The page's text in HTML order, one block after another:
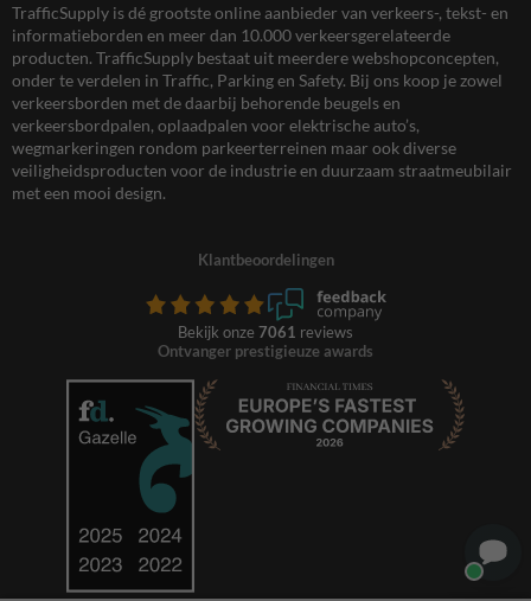
TrafficSupply is dé grootste online aanbieder van verkeers-, tekst- en
informatieborden en meer dan 10.000 verkeersgerelateerde
producten. TrafficSupply bestaat uit meerdere webshopconcepten,
onder te verdelen in Traffic, Parking en Safety. Bij ons koop je zowel
verkeersborden met de daarbij behorende beugels en
verkeersbordpalen, oplaadpalen voor elektrische auto’s,
wegmarkeringen rondom parkeerterreinen maar ook diverse
veiligheidsproducten voor de industrie en duurzaam straatmeubilair
met een mooi design.
Klantbeoordelingen
Bekijk onze 7061 reviews
Ontvanger prestigieuze awards